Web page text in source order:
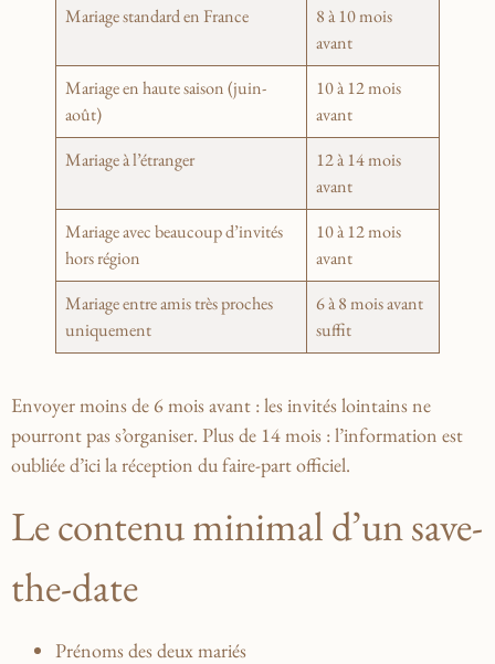
Mariage standard en France
8 à 10 mois
avant
Mariage en haute saison (juin-
août)
10 à 12 mois
avant
Mariage à l’étranger
12 à 14 mois
avant
Mariage avec beaucoup d’invités
hors région
10 à 12 mois
avant
Mariage entre amis très proches
uniquement
6 à 8 mois avant
suffit
Envoyer moins de 6 mois avant : les invités lointains ne
pourront pas s’organiser. Plus de 14 mois : l’information est
oubliée d’ici la réception du faire-part officiel.
Le contenu minimal d’un save-
the-date
Prénoms des deux mariés